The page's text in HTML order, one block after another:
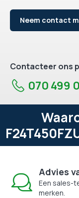
Neem contact
Contacteer ons
070 499
Advies
Een sales-
merken.